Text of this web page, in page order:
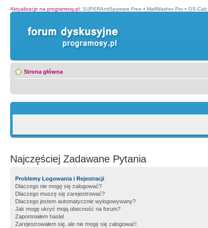
Aktualizacje na programosy.pl: SUPERAntiSpyware Free • MailWasher Pro • GS-Calc
Strona główna
Najczęściej Zadawane Pytania
Problemy Logowania i Rejestracji
Dlaczego nie mogę się zalogować?
Dlaczego muszę się zarejestrować?
Dlaczego jestem automatycznie wylogowywany?
Jak mogę ukryć moją obecność na forum?
Zapomniałem hasła!
Zarejestrowałem się, ale nie mogę się zalogować!